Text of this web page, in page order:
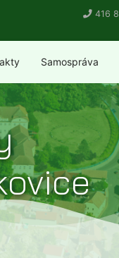
416
Samospráva